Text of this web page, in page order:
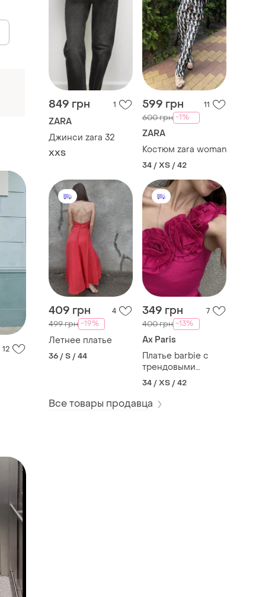
849 грн 1
ZARA
Джинси zara 32
XХS
599 грн 11
600 грн -1%
ZARA
Костюм zara woman
34 / XS / 42
409 грн 4
499 грн -19%
Летнее платье
36 / S / 44
349 грн 7
400 грн -13%
Ax Paris
Платье barbie с
трендовыми
цветами
34 / XS / 42
Все товары продавца